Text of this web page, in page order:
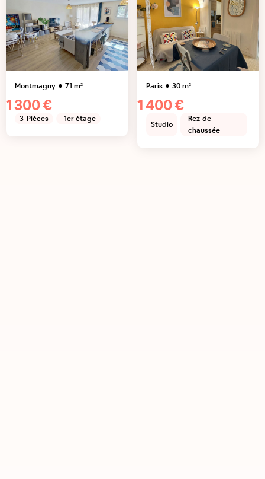
Montmagny 71 m²
1 300 €
3 Pièces 1er étage
Paris 30m²
1 400 €
Studio
Rez-de-
chaussée